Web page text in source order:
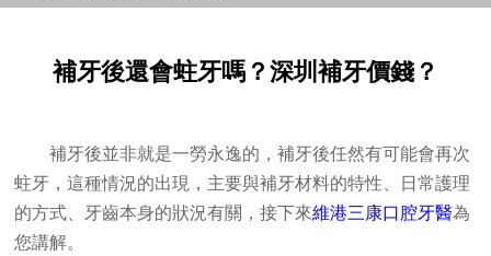
補牙後還會蛀牙嗎？深圳補牙價錢？
補牙後並非就是一勞永逸的，補牙後任然有可能會再次
蛀牙，這種情況的出現，主要與補牙材料的特性、日常護理
的方式、牙齒本身的狀況有關，接下來維港三康口腔牙醫為
您講解。